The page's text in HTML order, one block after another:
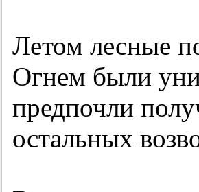
Летом лесные
Огнем были
предпочли
остальных